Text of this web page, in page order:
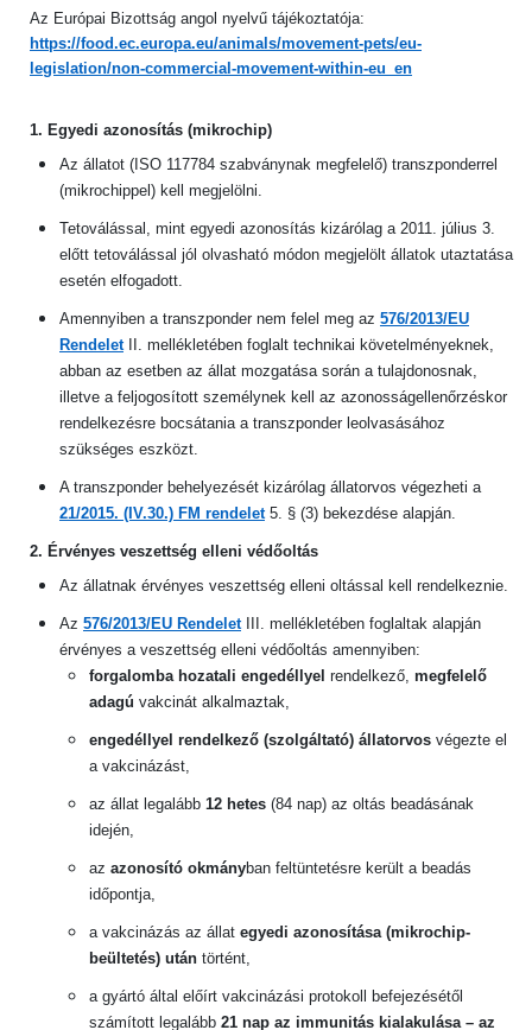
Az Európai Bizottság angol nyelvű tájékoztatója:
https://food.ec.europa.eu/animals/movement-pets/eu-
legislation/non-commercial-movement-within-eu_en
1. Egyedi azonosítás (mikrochip)
Az állatot (ISO 117784 szabványnak megfelelő) transzponderrel
(mikrochippel) kell megjelölni.
Tetoválással, mint egyedi azonosítás kizárólag a 2011. július 3.
előtt tetoválással jól olvasható módon megjelölt állatok utaztatása
esetén elfogadott.
Amennyiben a transzponder nem felel meg az 576/2013/EU
RendeletII. mellékletében foglalt technikai követelményeknek,
abban az esetben az állat mozgatása során a tulajdonosnak,
illetve a feljogosított személynek kell az azonosságellenőrzéskor
rendelkezésre bocsátania a transzponder leolvasásához
szükséges eszközt.
A transzponder behelyezését kizárólag állatorvos végezheti a
21/2015. (IV.30.) FM rendelet5. § (3) bekezdése alapján.
2. Érvényes veszettség elleni védőoltás
Az állatnak érvényes veszettség elleni oltással kell rendelkeznie.
Az 576/2013/EU RendeletIII. mellékletében foglaltak alapján
érvényes a veszettség elleni védőoltás amennyiben:
forgalomba hozatali engedéllyel rendelkező, megfelelő
adagú vakcinát alkalmaztak,
engedéllyel rendelkező (szolgáltató) állatorvos végezte el
a vakcinázást,
az állat legalább 12 hetes (84 nap) az oltás beadásának
idején,
az azonosító okmányban feltüntetésre került a beadás
időpontja,
a vakcinázás az állat egyedi azonosítása (mikrochip-
beültetés) után történt,
a gyártó által előírt vakcinázási protokoll befejezésétől
számított legalább 21 nap az immunitás kialakulása – az